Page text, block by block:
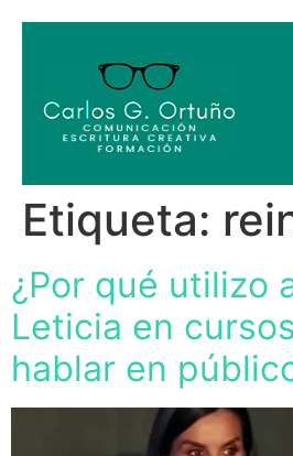
Etiqueta:
¿Por qué utilizo
Leticia en
hablar en